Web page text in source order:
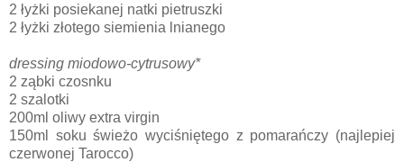
2 łyżki posiekanej natki pietruszki
2 łyżki złotego siemienia lnianego
dressing miodowo-cytrusowy*
2 ząbki czosnku
2 szalotki
200ml oliwy extra virgin
150ml soku świeżo wyciśniętego z pomarańczy (najlepiej
czerwonej Tarocco)